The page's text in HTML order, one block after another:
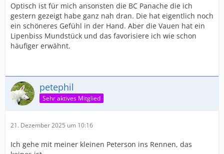
Optisch ist für mich ansonsten die BC Panache die ich
gestern gezeigt habe ganz nah dran. Die hat eigentlich noch
ein schöneres Gefühl in der Hand. Aber die Vauen hat ein
Lipenbiss Mundstück und das favorisiere ich wie schon
häufiger erwähnt.
petephil
Sehr aktives Mitglied
21. Dezember 2025 um 10:16
Ich gehe mit meiner kleinen Peterson ins Rennen, das